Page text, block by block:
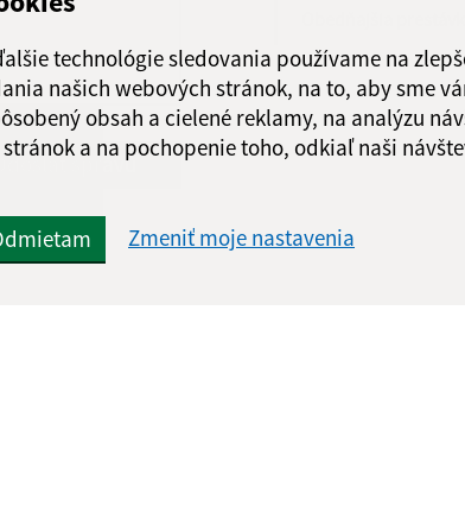
technológie sledovania používame na
našich webových stránok, na to, aby sme
obsah a cielené reklamy, na analýzu
a na pochopenie toho, odkiaľ naši
Zmeniť moje nastavenia
reCaptcha Response
správu